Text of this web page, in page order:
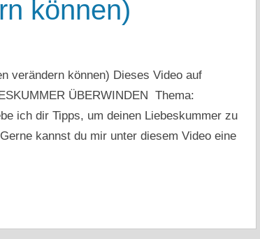
können)
verändern können) Dieses Video auf
ÜBERWINDEN Thema:
ich dir Tipps, um deinen Liebeskummer zu
kannst du mir unter diesem Video eine